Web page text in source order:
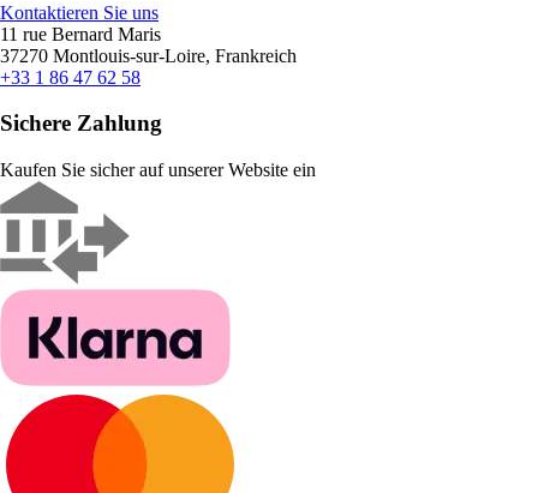
Kontaktieren Sie uns
11 rue Bernard Maris
37270 Montlouis-sur-Loire, Frankreich
+33 1 86 47 62 58
Sichere Zahlung
Kaufen Sie sicher auf unserer Website ein